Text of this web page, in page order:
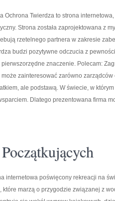
Ochrona Twierdza to strona
Strona została zaprojektowana z
rzetelnego partnera w zakresie
budzi pozytywne odczucia z
pierwszorzędne znaczenie. Polecam:
może zainteresować zarówno
ale podstawą. W świecie, w
Dlatego prezentowana firma
internetowa poświęcony rekreacji na
które marzą o przygodzie związanej z